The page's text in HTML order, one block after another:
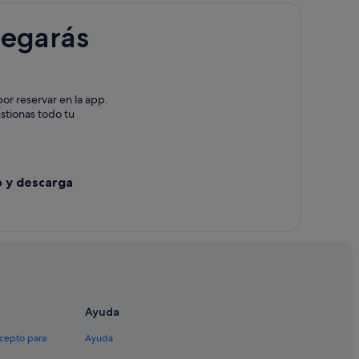
reservar en la app.
todo tu
y descarga
para
Ayuda
Ayuda